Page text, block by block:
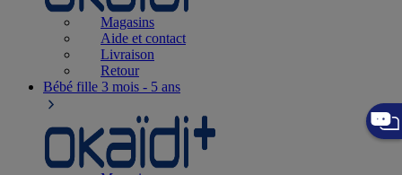
Magasins
Aide et contact
Livraison
Retour
Bébé fille 3 mois - 5 ans